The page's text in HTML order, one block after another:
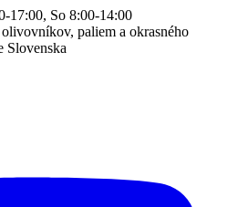
17:00, So 8:00-14:00
paliem a okrasného
Slovenska